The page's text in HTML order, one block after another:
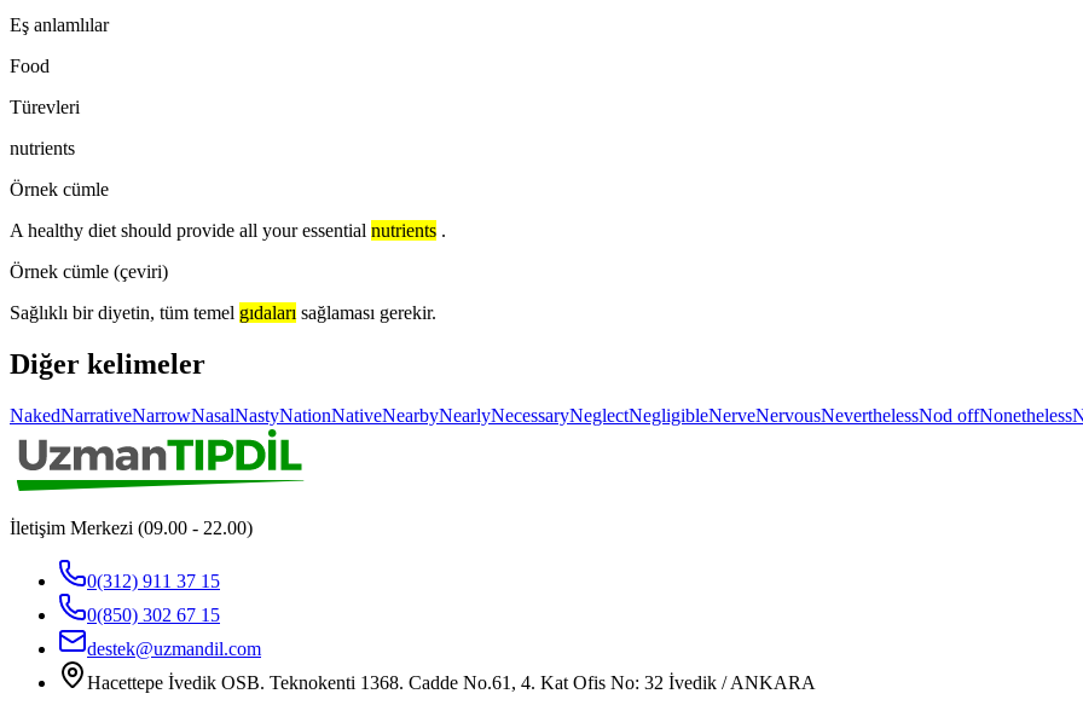
Eş anlamlılar
Food
Türevleri
nutrients
Örnek cümle
A healthy diet should provide all your essential nutrients .
Örnek cümle (çeviri)
Sağlıklı bir diyetin, tüm temel gıdaları sağlaması gerekir.
Diğer kelimeler
NakedNarrativeNarrowNasalNastyNationNativeNearbyNearlyNecessaryNeglectNegligibleNerveNervousNeverthelessNod offNonetheless
İletişim Merkezi (09.00 - 22.00)
0(312) 911 37 15
0(850) 302 67 15
destek@uzmandil.com
Hacettepe İvedik OSB. Teknokenti 1368. Cadde No.61, 4. Kat Ofis No: 32 İvedik / ANKARA